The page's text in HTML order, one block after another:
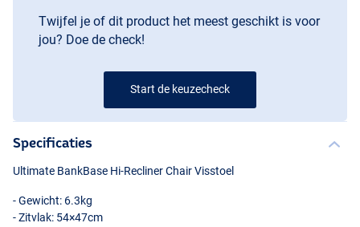
Twijfel je of dit product het meest geschikt is voor
jou? Doe de check!
Start de keuzecheck
Specificaties
Ultimate BankBase Hi-Recliner Chair Visstoel
- Gewicht: 6.3kg
- Zitvlak: 54×47cm